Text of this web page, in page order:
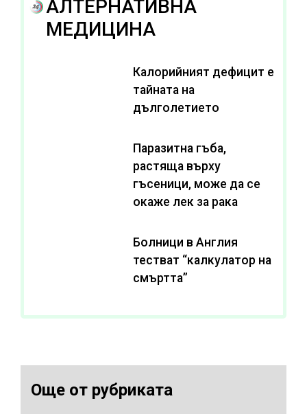
АЛТЕРНАТИВНА
МЕДИЦИНА
Калорийният дефицит е
тайната на
дълголетието
Паразитна гъба,
растяща върху
гъсеници, може да се
окаже лек за рака
Болници в Англия
тестват “калкулатор на
смъртта”
Още от рубриката